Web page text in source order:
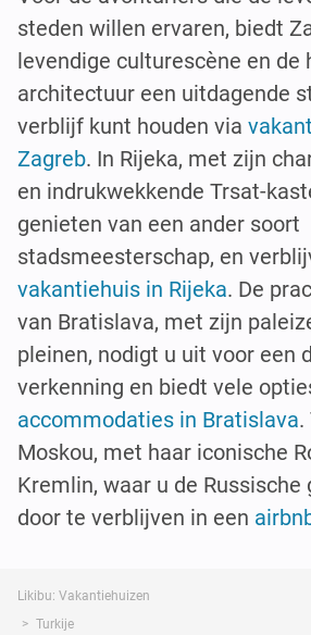
steden willen ervaren, biedt
levendige culturescène en de
architectuur een uitdagende
verblijf kunt houden via
Zagreb. In Rijeka, met zijn
en indrukwekkende Trsat-
genieten van een ander soort
stadsmeesterschap, en
vakantiehuis in Rijeka. De
van Bratislava, met zijn
pleinen, nodigt u uit voor een
verkenning en biedt vele
accommodaties in Bratislava.
Moskou, met haar iconische
Kremlin, waar u de Russische
door te verblijven in een
Likibu: Vakantiehuizen
Turkije